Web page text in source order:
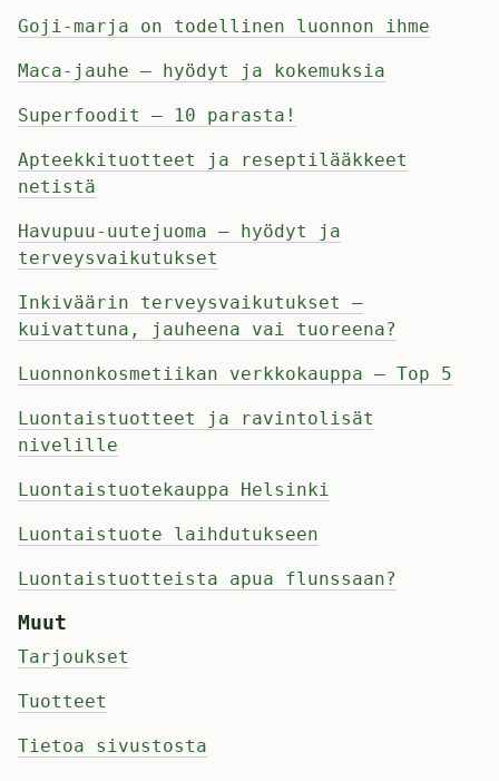
Goji-marja on todellinen luonnon ihme
Maca-jauhe – hyödyt ja kokemuksia
Superfoodit – 10 parasta!
Apteekkituotteet ja reseptilääkkeet
netistä
Havupuu-uutejuoma – hyödyt ja
terveysvaikutukset
Inkiväärin terveysvaikutukset –
kuivattuna, jauheena vai tuoreena?
Luonnonkosmetiikan verkkokauppa – Top 5
Luontaistuotteet ja ravintolisät
nivelille
Luontaistuotekauppa Helsinki
Luontaistuote laihdutukseen
Luontaistuotteista apua flunssaan?
Muut
Tarjoukset
Tuotteet
Tietoa sivustosta